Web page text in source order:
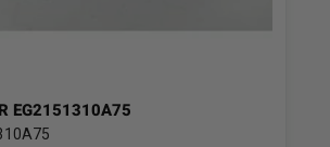
EG2151310A75